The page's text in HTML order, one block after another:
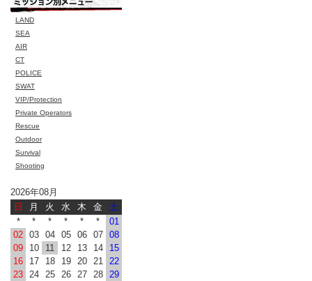
LAND
SEA
AIR
CT
POLICE
SWAT
VIP/Protection
Private Operators
Rescue
Outdoor
Survival
Shooting
2026年08月
日
月 火 水 木 金
土
*
* * * * *
01
02 03 04 05 06 07
08
09
10 11 12 13 14
15
16
17 18 19 20 21
22
23
24 25 26 27 28
29